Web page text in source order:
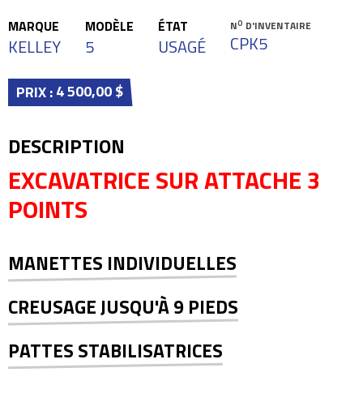
MARQUE
KELLEY
MODÈLE
5
ÉTAT
USAGÉ
NO D'INVENTAIRE
CPK5
PRIX :4 500,00 $
DESCRIPTION
EXCAVATRICE SUR ATTACHE 3
POINTS
MANETTES INDIVIDUELLES
CREUSAGE JUSQU'À 9 PIEDS
PATTES STABILISATRICES